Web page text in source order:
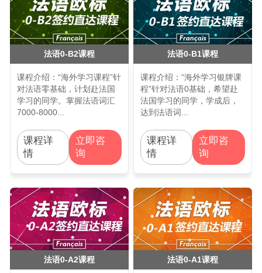
法语0-B2课程
课程介绍：“海外学习课程”针
对法语零基础，计划赴法国
学习的同学。掌握法语词汇
7000-8000...
课程详
情
立即咨
询
法语0-B1课程
课程介绍：“海外学习银牌课
程”针对法语0基础，希望赴
法国学习的同学，学成后，
达到法语词...
课程详
情
立即咨
询
法语0-A2课程 法语0-A1课程